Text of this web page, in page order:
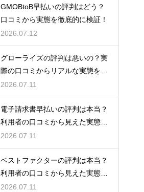
GMOBtoB早払いの評判はどう？
口コミから実態を徹底的に検証！
2026.07.12
グローライズの評判は悪いの？実
際の口コミからリアルな実態を検
証！
2026.07.11
電子請求書早払いの評判は本当？
利用者の口コミから見えた実態を
検証
2026.07.11
ベストファクターの評判は本当？
利用者の口コミから見えた実態を
検証
2026.07.11